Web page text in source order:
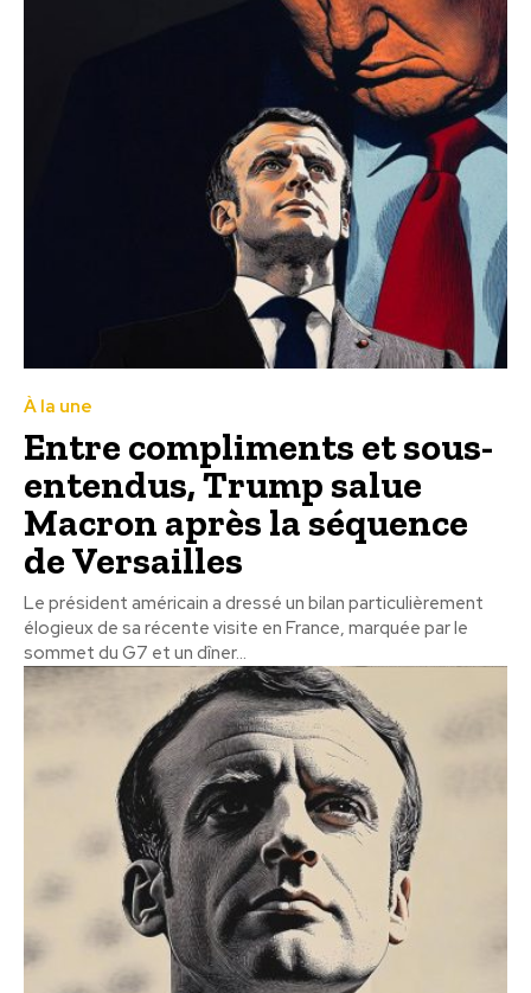
À la une
Entre compliments et sous-
entendus, Trump salue
Macron après la séquence
de Versailles
Le président américain a dressé un bilan particulièrement
élogieux de sa récente visite en France, marquée par le
sommet du G7 et un dîner...